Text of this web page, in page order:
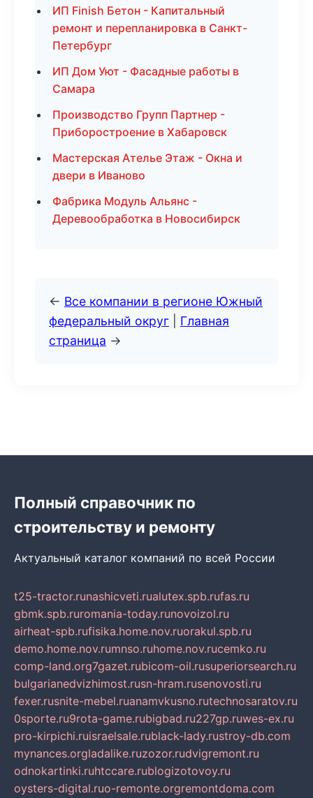
ИП Finish Бетон - Капитальный
ремонт и перепланировка в Санкт-
Петербург
ИП Дом Уют - Фасадные работы в
Самара
Производство Групп Партнер -
Приборостроение в Хабаровск
Мастерская Ателье Этаж - Окна и
двери в Иваново
Фабрика Модуль Альянс -
Деревообработка в Новосибирск
← Все компании в регионе Южный
федеральный округ
Главная
страница →
Полный справочник по
строительству и ремонту
Актуальный каталог компаний по всей России
t25-tractor.runashicveti.rualutex.spb.rufas.ru
gbmk.spb.ruromania-today.runovoizol.ru
airheat-spb.rufisika.home.nov.ruorakul.spb.ru
demo.home.nov.rumnso.ruhome.nov.rucemko.ru
comp-land.org7gazet.rubicom-oil.rusuperiorsearch.ru
bulgarianedvizhimost.rusn-hram.rusenovosti.ru
fexer.rusnite-mebel.ruanamvkusno.rutechnosaratov.ru
0sporte.ru9rota-game.rubigbad.ru227gp.ruwes-ex.ru
pro-kirpichi.ruisraelsale.rublack-lady.rustroy-db.com
mynances.orgladalike.ruzozor.rudvigremont.ru
odnokartinki.ruhtccare.rublogizotovoy.ru
oysters-digital.ruo-remonte.orgremontdoma.com